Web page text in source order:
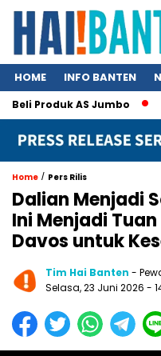
HOME INFO BANTEN
Produk AS Jumbo
Home / Pers Rilis
Dalian Menjadi
Ini Menjadi
Davos untuk
Tim Hai Banten -
Selasa, 23 Juni 2026 -